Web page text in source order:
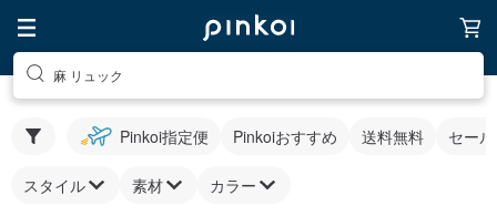
麻 リュック
Pinkoi指定便 Pinkoiおすすめ 送料無料 セー
スタイル 素材 カラー